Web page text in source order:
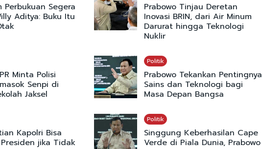
Perbukuan Segera
Aditya: Buku Itu
Prabowo Tinjau Deretan
Inovasi BRIN, dari Air Minum
Darurat hingga Teknologi
Nuklir
Minta Polisi
Senpi di
Jaksel
Politik
Prabowo Tekankan Pentingnya
Sains dan Teknologi bagi
Masa Depan Bangsa
Kapolri Bisa
jika Tidak
Politik
Singgung Keberhasilan Cape
Verde di Piala Dunia, Prabowo